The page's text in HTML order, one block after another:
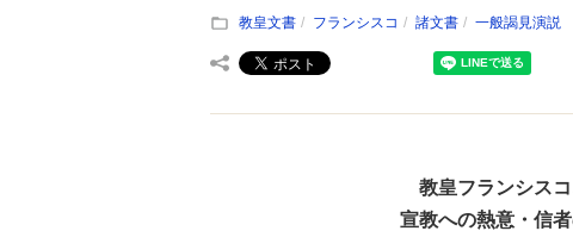
教皇文書
フランシスコ 諸文書 一般謁見演説
教皇フランシス
宣教への熱意・信